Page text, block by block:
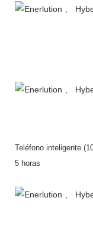
Teléfono
5 horas